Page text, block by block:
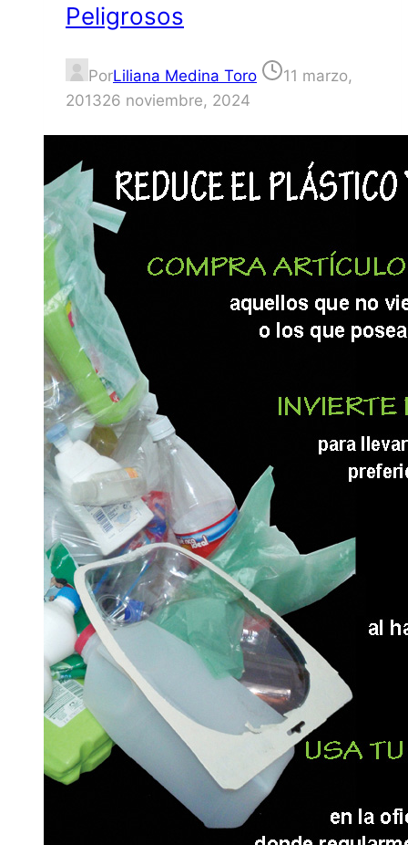
Peligrosos
PorLiliana Medina Toro
11 marzo,
201326 noviembre, 2024